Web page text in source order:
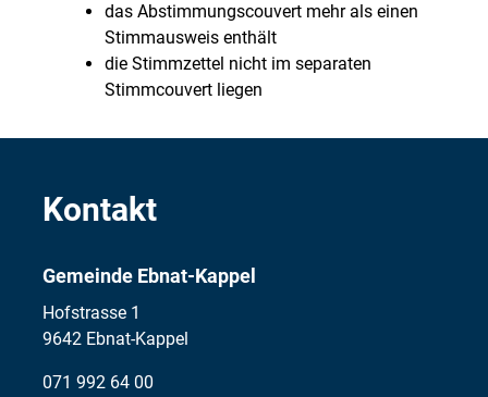
das Abstimmungscouvert mehr als einen
Stimmausweis enthält
die Stimmzettel nicht im separaten
Stimmcouvert liegen
Kontakt
Gemeinde Ebnat-Kappel
Hofstrasse 1
9642 Ebnat-Kappel
071 992 64 00